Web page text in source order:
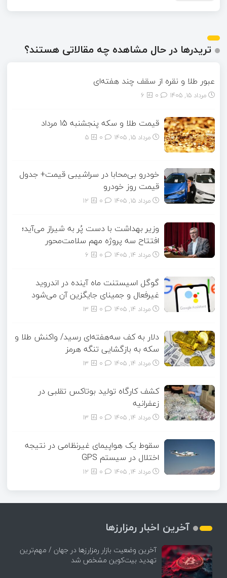
تریدرها در حال مشاهده چه مقالاتی هستند؟
عبور طلا و نقره از سقف چند هفته‌ای
مرداد ۱۵, ۱۴۰۵ 6
قیمت طلا و سکه پنجشنبه 15 مرداد
مرداد ۱۵, ۱۴۰۵ 5
خودرو بی‌محابا در سراشیبی قیمت+ جدول
قیمت روز خودرو
مرداد ۱۵, ۱۴۰۵ 12
وزیر بهداشت با دست پُر به شیراز می‌آید؛
افتتاح سه پروژه مهم سلامت‌محور
مرداد ۱۴, ۱۴۰۵ 6
گوگل اسیستنت ماه آینده در اندروید
غیرفعال و جمینای جایگزین آن می‌شود
مرداد ۱۴, ۱۴۰۵ 13
دلار به کف سه‌هفته‌ای رسید/ واکنش طلا و
سکه به بازگشایی تنگه هرمز
مرداد ۱۴, ۱۴۰۵ 13
کشف کارگاه تولید بوتاکس تقلبی در
زعفرانیه
مرداد ۱۴, ۱۴۰۵ 13
سقوط یک هواپیمای غیرنظامی در نتیجه
اختلال در سیستم‌ GPS
مرداد ۱۴, ۱۴۰۵ 12
آخرین اخبار رمزارزها
آخرین وضعیت بازار رمزارزها در جهان / مهم‌ترین
تهدید بیت‌کوین مشخص شد